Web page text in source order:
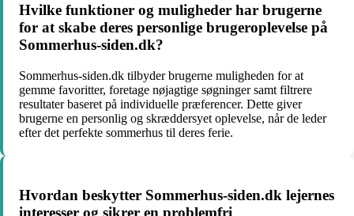
Hvilke funktioner og muligheder har brugerne
for at skabe deres personlige brugeroplevelse på
Sommerhus-siden.dk?
Sommerhus-siden.dk tilbyder brugerne muligheden for at
gemme favoritter, foretage nøjagtige søgninger samt filtrere
resultater baseret på individuelle præferencer. Dette giver
brugerne en personlig og skræddersyet oplevelse, når de leder
efter det perfekte sommerhus til deres ferie.
Hvordan beskytter Sommerhus-siden.dk lejernes
interesser og sikrer en problemfri